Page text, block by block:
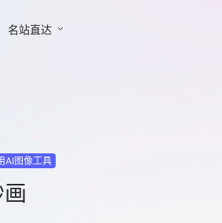
名站直达
AI图像工具